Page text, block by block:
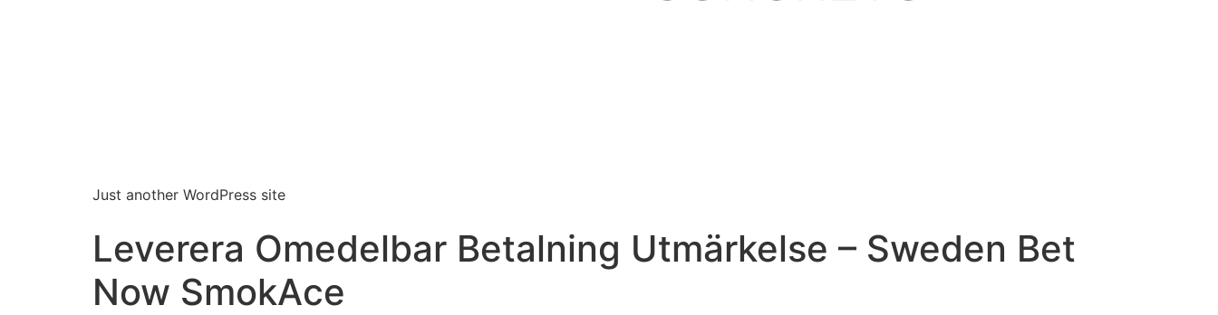
Just another WordPress site
Leverera Omedelbar Betalning Utmärkelse – Sweden Bet
Now SmokAce